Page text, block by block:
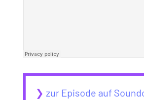
❯ zur Episode auf